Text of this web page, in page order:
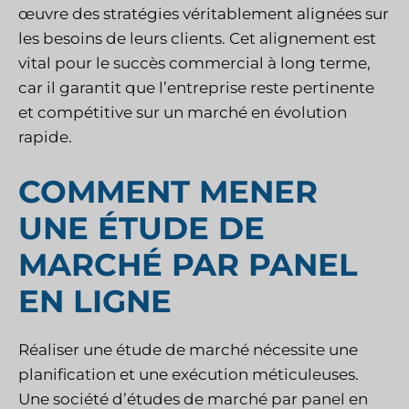
œuvre des stratégies véritablement alignées sur
les besoins de leurs clients. Cet alignement est
vital pour le succès commercial à long terme,
car il garantit que l’entreprise reste pertinente
et compétitive sur un marché en évolution
rapide.
COMMENT MENER
UNE ÉTUDE DE
MARCHÉ PAR PANEL
EN LIGNE
Réaliser une étude de marché nécessite une
planification et une exécution méticuleuses.
Une société d’études de marché par panel en